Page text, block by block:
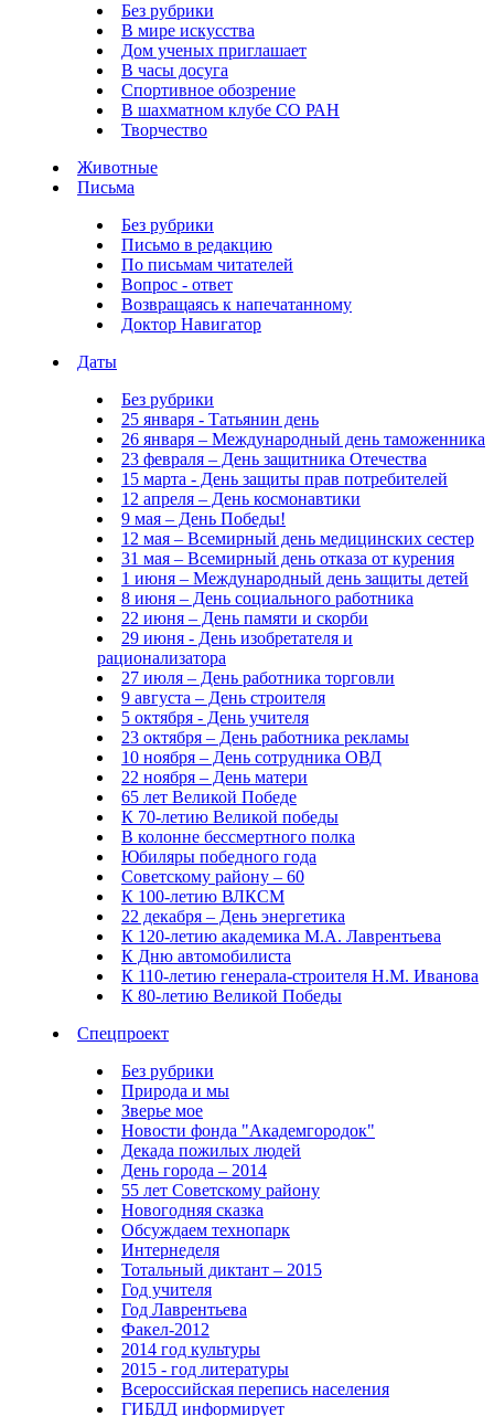
Без рубрики
В мире искусства
Дом ученых приглашает
В часы досуга
Спортивное обозрение
В шахматном клубе СО РАН
Творчество
Животные
Письма
Без рубрики
Письмо в редакцию
По письмам читателей
Вопрос - ответ
Возвращаясь к напечатанному
Доктор Навигатор
Даты
Без рубрики
25 января - Татьянин день
26 января – Международный день таможенника
23 февраля – День защитника Отечества
15 марта - День защиты прав потребителей
12 апреля – День космонавтики
9 мая – День Победы!
12 мая – Всемирный день медицинских сестер
31 мая – Всемирный день отказа от курения
1 июня – Международный день защиты детей
8 июня – День социального работника
22 июня – День памяти и скорби
29 июня - День изобретателя и
рационализатора
27 июля – День работника торговли
9 августа – День строителя
5 октября - День учителя
23 октября – День работника рекламы
10 ноября – День сотрудника ОВД
22 ноября – День матери
65 лет Великой Победе
К 70-летию Великой победы
В колонне бессмертного полка
Юбиляры победного года
Советскому району – 60
К 100-летию ВЛКСМ
22 декабря – День энергетика
К 120-летию академика М.А. Лаврентьева
К Дню автомобилиста
К 110-летию генерала-строителя Н.М. Иванова
К 80-летию Великой Победы
Спецпроект
Без рубрики
Природа и мы
Зверье мое
Новости фонда "Академгородок"
Декада пожилых людей
День города – 2014
55 лет Советскому району
Новогодняя сказка
Обсуждаем технопарк
Интернеделя
Тотальный диктант – 2015
Год учителя
Год Лаврентьева
Факел-2012
2014 год культуры
2015 - год литературы
Всероссийская перепись населения
ГИБДД информирует